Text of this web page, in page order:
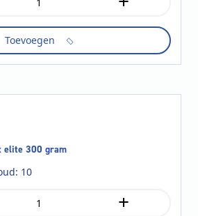
Toevoegen
elite 300 gram
10
+